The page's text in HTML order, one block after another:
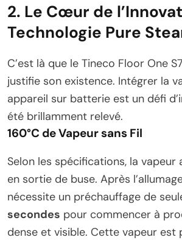
2. Le Cœur de
Technologie Pure
C’est là que le Tineco Floor One
justifie son existence. Intégrer la
appareil sur batterie est un défi
été brillamment relevé.
160°C de Vapeur sans Fil
Selon les spécifications, la vapeur
en sortie de buse. Après
nécessite un préchauffage de
secondes pour commencer à
dense et visible. Cette vapeur est